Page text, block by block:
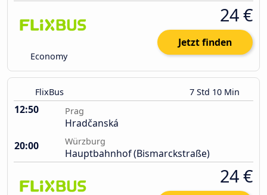
Economy
24 €
Jetzt finden
FlixBus 7 Std 10 Min
12:50 Prag
Hradčanská
20:00
Würzburg
Hauptbahnhof (Bismarckstraße)
24 €